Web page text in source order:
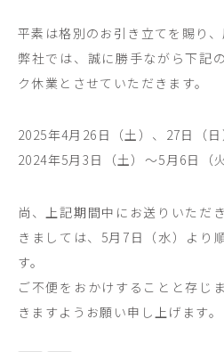
平素は格別のお引き立てを賜り、
弊社では、誠に勝手ながら下記
ク休業とさせていただきます。
2025年4月26日（土）、27日（日
2024年5月3日（土）～5月6日（火
尚、上記期間中にお送りいただ
きましては、5月7日（水）より
す。
ご不便をおかけすることと存じ
きますようお願い申し上げます。